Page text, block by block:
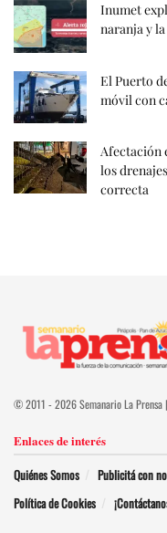
Inumet
naranja y
El Puerto
móvil con
Afectación
los
correcta
© 2011 - 2026 Semanario La Prensa |
Enlaces de interés
Quiénes Somos Publicitá con
Política de Cookies